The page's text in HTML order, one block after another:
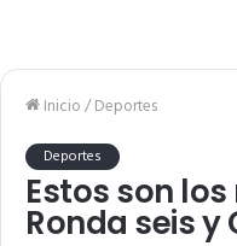
Inicio/Deportes
Deportes
Estos son
Ronda seis